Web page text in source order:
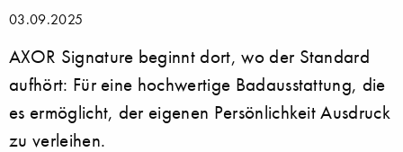
03.09.2025
AXOR Signature beginnt dort, wo der Standard
aufhört: Für eine hochwertige Badausstattung, die
es ermöglicht, der eigenen Persönlichkeit Ausdruck
zu verleihen.